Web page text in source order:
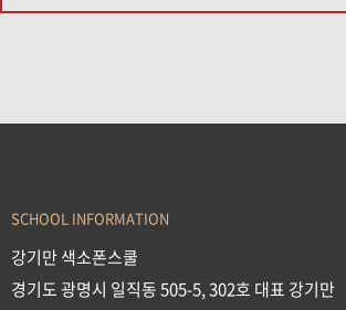
SCHOOL INFORMATION
강기만 색소폰스쿨
경기도 광명시 일직동 505-5, 302호 대표 강기만